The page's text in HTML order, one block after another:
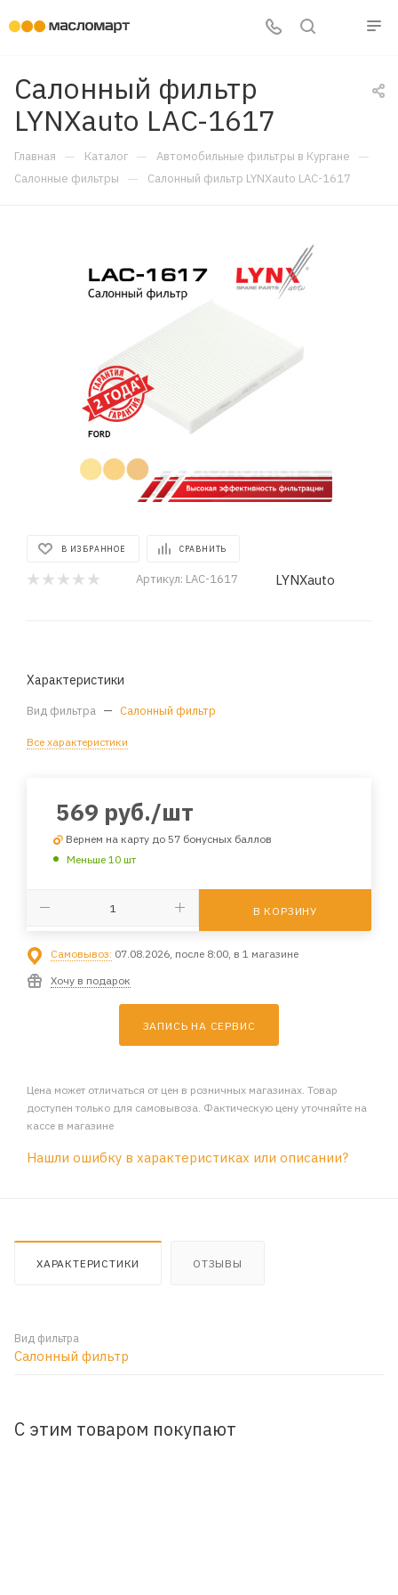
Салонный фильтр
LYNXauto LAC-1617
Главная — Каталог — Автомобильные фильтры в Кургане —
Салонные фильтры — Салонный фильтр LYNXauto LAC-1617
В ИЗБРАННОЕ СРАВНИТЬ
Артикул: LAC-1617 LYNXauto
Характеристики
Вид фильтра — Салонный фильтр
Все характеристики
569 руб./шт
Вернем на карту до 57 бонусных баллов
Меньше 10 шт
В КОРЗИНУ
Самовывоз: 07.08.2026, после 8:00, в 1 магазине
Хочу в подарок
ЗАПИСЬ НА СЕРВИС
Цена может отличаться от цен в розничных магазинах. Товар
доступен только для самовывоза. Фактическую цену уточняйте на
кассе в магазине
Нашли ошибку в характеристиках или описании?
ХАРАКТЕРИСТИКИ ОТЗЫВЫ
Вид фильтра
Салонный фильтр
С этим товаром покупают